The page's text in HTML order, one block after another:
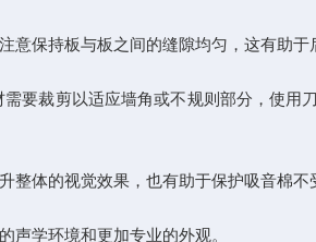
保持板与板之间的缝隙均匀，这有助于
裁剪以适应墙角或不规则部分，使用
体的视觉效果，也有助于保护吸音棉不
学环境和更加专业的外观。